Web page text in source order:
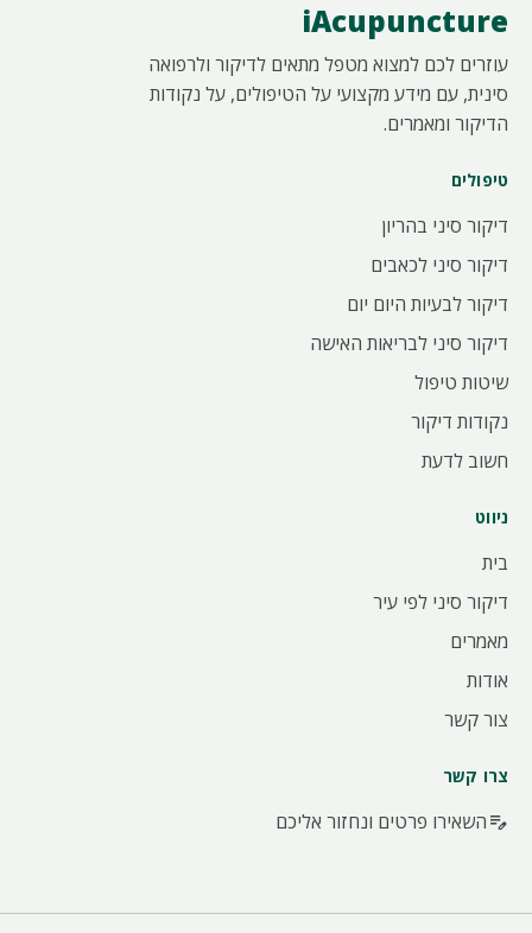
iAcupuncture
עוזרים לכם למצוא מטפל מתאים לדיקור ולרפואה
סינית, עם מידע מקצועי על הטיפולים, על נקודות
הדיקור ומאמרים.
טיפולים
דיקור סיני בהריון
דיקור סיני לכאבים
דיקור לבעיות היום יום
דיקור סיני לבריאות האישה
שיטות טיפול
נקודות דיקור
חשוב לדעת
ניווט
בית
דיקור סיני לפי עיר
מאמרים
אודות
צור קשר
צרו קשר
edit_noteהשאירו פרטים ונחזור אליכם